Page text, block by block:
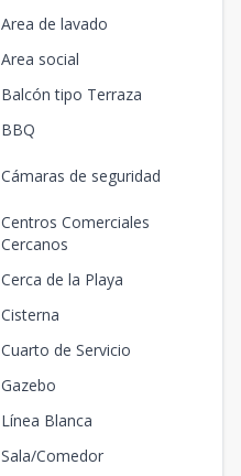
Area de lavado
Area social
Balcón tipo Terraza
BBQ
Cámaras de seguridad
Centros Comerciales
Cercanos
Cerca de la Playa
Cisterna
Cuarto de Servicio
Gazebo
Línea Blanca
Sala/Comedor